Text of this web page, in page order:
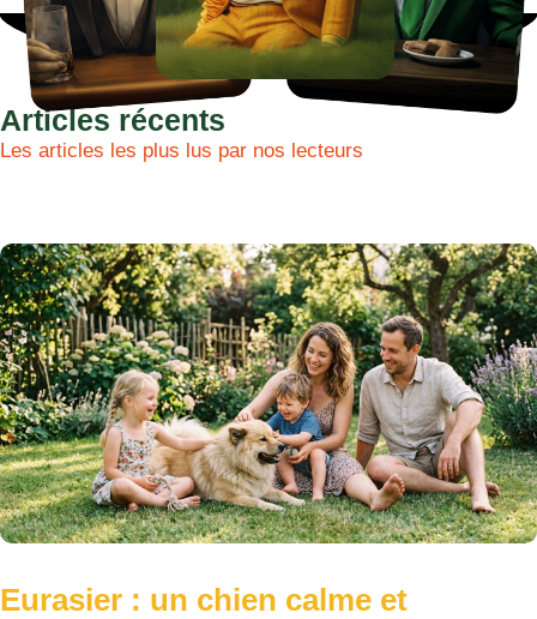
Articles récents
Les articles les plus lus par nos lecteurs
Eurasier : un chien calme et